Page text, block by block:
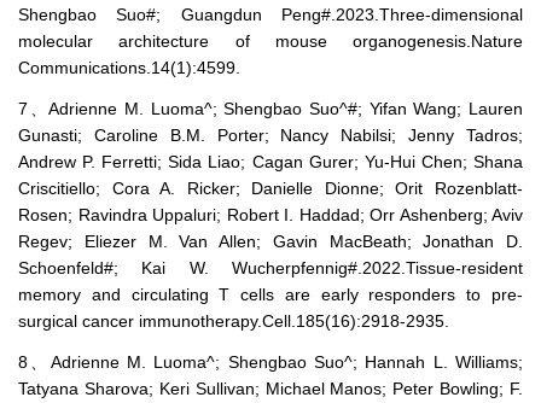
Shengbao Suo#; Guangdun Peng#.2023.Three-dimensional
molecular architecture of mouse organogenesis.Nature
Communications.14(1):4599.
7、Adrienne M. Luoma^; Shengbao Suo^#; Yifan Wang; Lauren
Gunasti; Caroline B.M. Porter; Nancy Nabilsi; Jenny Tadros;
Andrew P. Ferretti; Sida Liao; Cagan Gurer; Yu-Hui Chen; Shana
Criscitiello; Cora A. Ricker; Danielle Dionne; Orit Rozenblatt-
Rosen; Ravindra Uppaluri; Robert I. Haddad; Orr Ashenberg; Aviv
Regev; Eliezer M. Van Allen; Gavin MacBeath; Jonathan D.
Schoenfeld#; Kai W. Wucherpfennig#.2022.Tissue-resident
memory and circulating T cells are early responders to pre-
surgical cancer immunotherapy.Cell.185(16):2918-2935.
8、Adrienne M. Luoma^; Shengbao Suo^; Hannah L. Williams;
Tatyana Sharova; Keri Sullivan; Michael Manos; Peter Bowling; F.